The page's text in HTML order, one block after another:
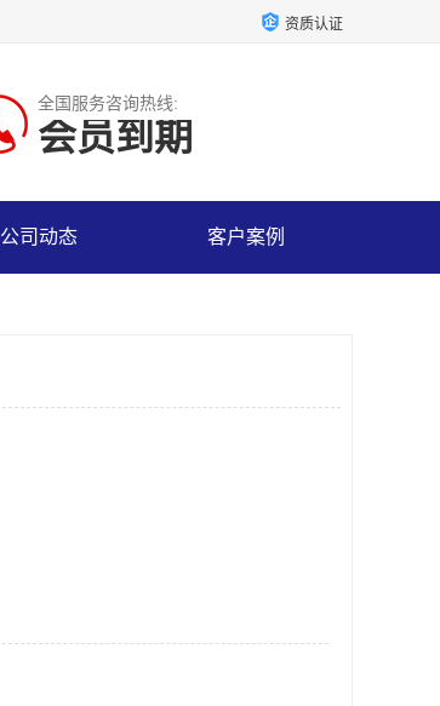
资质认证
全国服务咨询热线:
会员到期
公司动态 客户案例